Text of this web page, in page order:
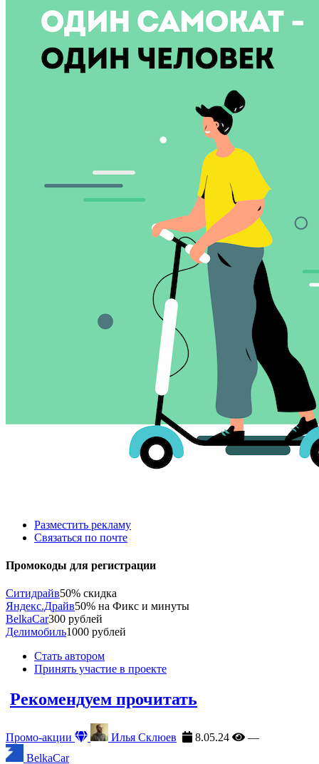
Разместить рекламу
Связаться по почте
Промокоды для регистрации
Ситидрайв50% скидка
Яндекс.Драйв50% на Фикс и минуты
BelkaCar300 рублей
Делимобиль1000 рублей
Стать автором
Принять участие в проекте
Рекомендуем прочитать
Промо-акции Илья Склюев 8.05.24
—
BelkaCar